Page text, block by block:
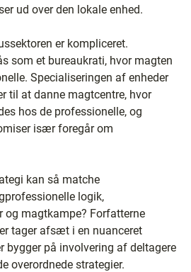
ud over den lokale enhed.
er kompliceret.
som et bureaukrati, hvor magten
Specialiseringen af enheder
til at danne magtcentre, hvor
hos de professionelle, og
især foregår om
kan så matche
logik,
og magtkampe? Forfatterne
tager afsæt i en nuanceret
bygger på involvering af deltagere
overordnede strategier.